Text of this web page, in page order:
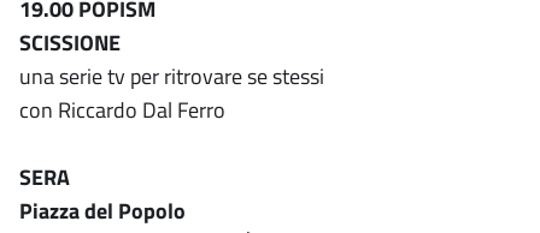
19.00 POPISM
SCISSIONE
una serie tv per ritrovare se stessi
con Riccardo Dal Ferro
SERA
Piazza del Popolo